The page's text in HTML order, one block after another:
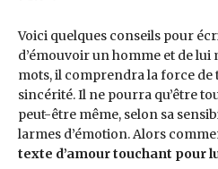
Voici quelques conseils pour
d’émouvoir un homme et de
mots, il comprendra la force de
sincérité. Il ne pourra qu’être
peut-être même, selon sa
larmes d’émotion. Alors
texte d’amour touchant pour